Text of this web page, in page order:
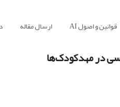
قوانین و اصول AI ارسال مقاله
در مهد‌کودک‌ها